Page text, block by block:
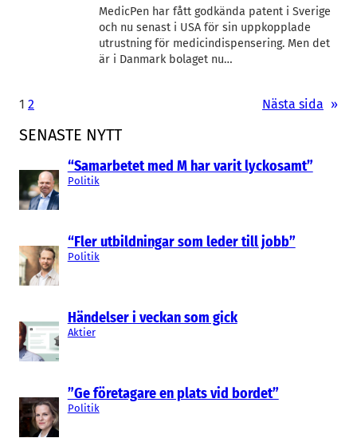
SENASTE NYTT
“Samarbetet med M har varit lyckosamt”
Politik
“Fler utbildningar som leder till jobb”
Politik
Händelser i veckan som gick
Aktier
”Ge företagare en plats vid bordet”
Politik
MedicPen har fått godkända patent i Sverige
och nu senast i USA för sin uppkopplade
utrustning för medicindispensering. Men det
är i Danmark bolaget nu…
1 2 Nästa sida »